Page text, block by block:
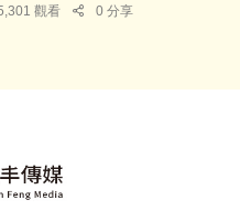
觀看 0 分享